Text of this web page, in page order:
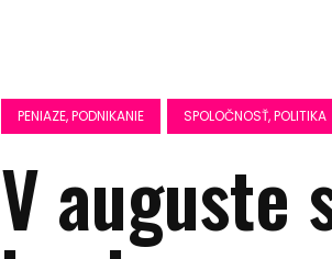
PENIAZE, PODNIKANIE SPOLOČNOSŤ, POLITIKA
V auguste